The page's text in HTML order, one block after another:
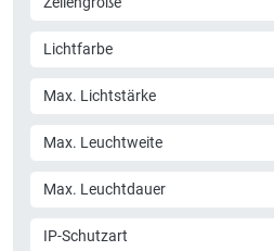
Lichtfarbe
Max. Lichtstärke
Max. Leuchtweite
Max. Leuchtdauer
IP-Schutzart